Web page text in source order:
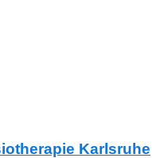
Karlsruhe